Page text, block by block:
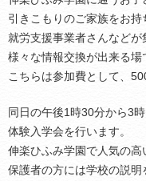
引きこもりのご家族をお持
就労支援事業者さんなどが
様々な情報交換が出来る場
こちらは参加費として、
同日の午後1時30分から3
体験入学会を行います。
伸楽ひふみ学園で人気の高
保護者の方には学校の説明